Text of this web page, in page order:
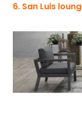
6. San Luis